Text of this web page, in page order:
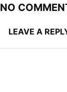
NO
LEAVE A